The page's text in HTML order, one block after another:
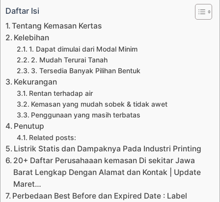
Daftar Isi
Tentang Kemasan Kertas
Kelebihan
1. Dapat dimulai dari Modal Minim
2. Mudah Terurai Tanah
3. Tersedia Banyak Pilihan Bentuk
Kekurangan
Rentan terhadap air
Kemasan yang mudah sobek & tidak awet
Penggunaan yang masih terbatas
Penutup
Related posts:
Listrik Statis dan Dampaknya Pada Industri Printing
20+ Daftar Perusahaaan kemasan Di sekitar Jawa
Barat Lengkap Dengan Alamat dan Kontak | Update
Maret…
Perbedaan Best Before dan Expired Date : Label